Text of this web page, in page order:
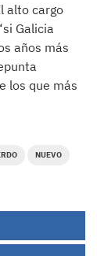
alto cargo
Galicia
años más
los que más
NUEVO